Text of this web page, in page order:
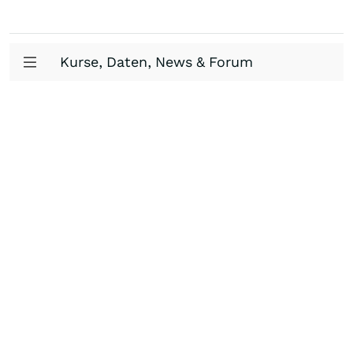
Kurse, Daten, News & Forum